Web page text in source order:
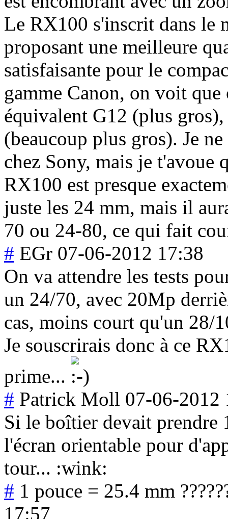
Le RX100 s'inscrit dans le
proposant une meilleure
satisfaisante pour le
gamme Canon, on voit
équivalent G12 (plus
(beaucoup plus gros). Je
chez Sony, mais je t'avoue
RX100 est presque
juste les 24 mm, mais il
70 ou 24-80, ce qui fait
# EGr 07-06-2012 17:38
On va attendre les tests
un 24/70, avec 20Mp
cas, moins court qu'un 28/
Je souscrirais donc à ce
prime...
# Patrick Moll 07-06-2012
Si le boîtier devait prendre
l'écran orientable pour
tour... :wink:
# 1 pouce = 25.4 mm
17:57